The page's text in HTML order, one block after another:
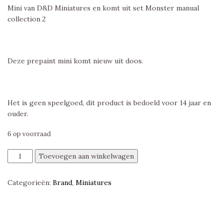
Mini van D&D Miniatures en komt uit set Monster manual
collection 2
Deze prepaint mini komt nieuw uit doos.
Het is geen speelgoed, dit product is bedoeld voor 14 jaar en
ouder.
6 op voorraad
Swarm
of
Monster
Toevoegen aan winkelwagen
Categorieën: Brand, Miniatures